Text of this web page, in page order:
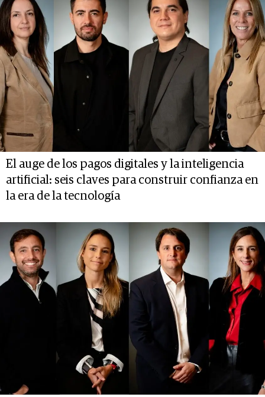
El auge de los pagos digitales y la inteligencia
artificial: seis claves para construir confianza en
la era de la tecnología